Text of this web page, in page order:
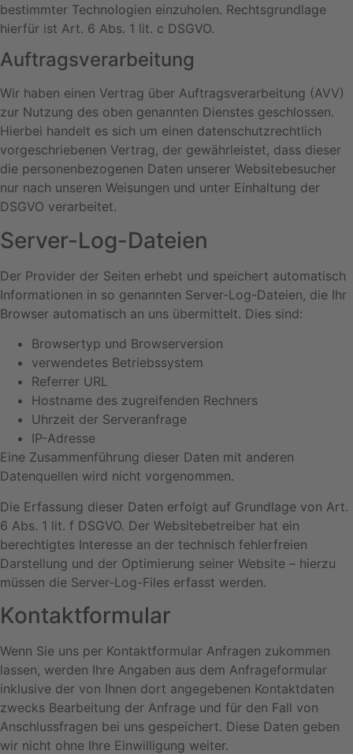
bestimmter Technologien einzuholen. Rechtsgrundlage
hierfür ist Art. 6 Abs. 1 lit. c DSGVO.
Auftragsverarbeitung
Wir haben einen Vertrag über Auftragsverarbeitung (AVV)
zur Nutzung des oben genannten Dienstes geschlossen.
Hierbei handelt es sich um einen datenschutzrechtlich
vorgeschriebenen Vertrag, der gewährleistet, dass dieser
die personenbezogenen Daten unserer Websitebesucher
nur nach unseren Weisungen und unter Einhaltung der
DSGVO verarbeitet.
Server-Log-Dateien
Der Provider der Seiten erhebt und speichert automatisch
Informationen in so genannten Server-Log-Dateien, die Ihr
Browser automatisch an uns übermittelt. Dies sind:
Browsertyp und Browserversion
verwendetes Betriebssystem
Referrer URL
Hostname des zugreifenden Rechners
Uhrzeit der Serveranfrage
IP-Adresse
Eine Zusammenführung dieser Daten mit anderen
Datenquellen wird nicht vorgenommen.
Die Erfassung dieser Daten erfolgt auf Grundlage von Art.
6 Abs. 1 lit. f DSGVO. Der Websitebetreiber hat ein
berechtigtes Interesse an der technisch fehlerfreien
Darstellung und der Optimierung seiner Website – hierzu
müssen die Server-Log-Files erfasst werden.
Kontaktformular
Wenn Sie uns per Kontaktformular Anfragen zukommen
lassen, werden Ihre Angaben aus dem Anfrageformular
inklusive der von Ihnen dort angegebenen Kontaktdaten
zwecks Bearbeitung der Anfrage und für den Fall von
Anschlussfragen bei uns gespeichert. Diese Daten geben
wir nicht ohne Ihre Einwilligung weiter.